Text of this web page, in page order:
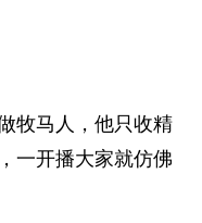
牧马人，他只收精
一开播大家就仿佛